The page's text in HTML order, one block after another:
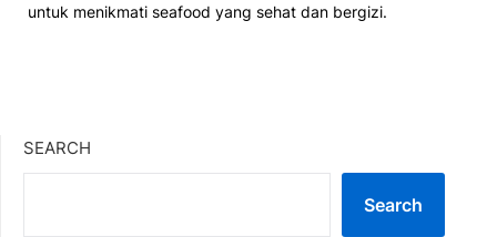
untuk menikmati seafood yang sehat dan bergizi.
SEARCH
Search